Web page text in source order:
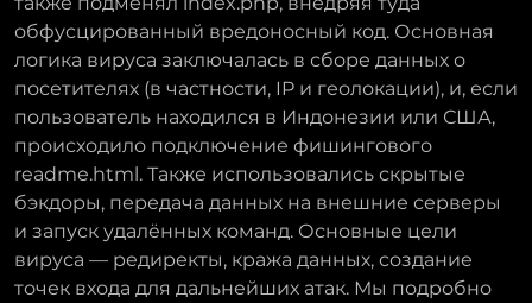
обфусцированный вредоносный код. Основная
логика вируса заключалась в сборе данных о
посетителях (в частности, IP и геолокации), и, если
пользователь находился в Индонезии или США,
происходило подключение фишингового
readme.html. Также использовались скрытые
бэкдоры, передача данных на внешние серверы
и запуск удалённых команд. Основные цели
вируса — редиректы, кража данных, создание
точек входа для дальнейших атак. Мы подробно